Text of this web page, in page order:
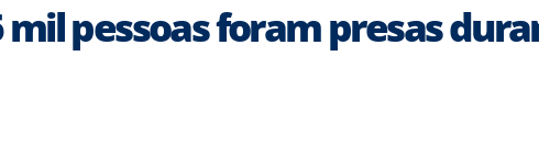
mil pessoas foram presas